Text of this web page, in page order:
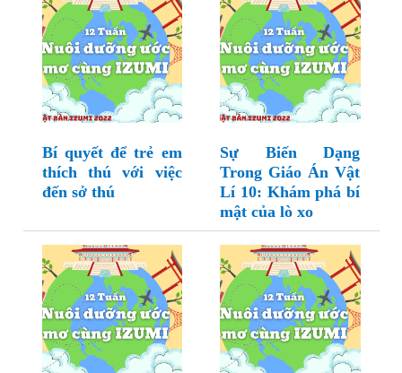
Bí quyết để trẻ em
thích thú với việc
đến sở thú
Sự Biến Dạng
Trong Giáo Án Vật
Lí 10: Khám phá bí
mật của lò xo